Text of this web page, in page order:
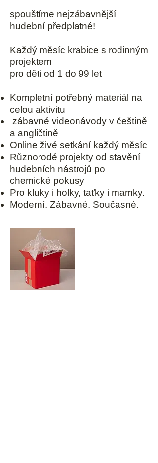
spouštíme nejzábavnější
hudební předplatné!
Každý měsíc krabice s rodinným
projektem
pro děti od 1 do 99 let
Kompletní potřebný materiál na
celou aktivitu
zábavné videonávody v češtině
a angličtině
Online živé setkání každý měsíc
Různorodé projekty od stavění
hudebních nástrojů po
chemické pokusy
Pro kluky i holky, taťky i mamky.
Moderní. Zábavné. Současné.